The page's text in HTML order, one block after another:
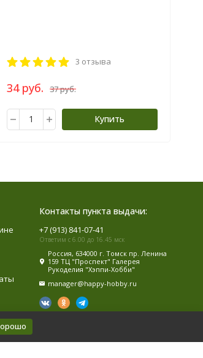
3 отзыва
34 руб. 37 руб.
Купить
Контакты пункта выдачи:
+7 (913) 841-07-41
Ответим с 6.00 до 16.45 мск
Россия, 634000 г. Томск пр. Ленина
159 ТЦ "Проспект" Галерея
Рукоделия "Хэппи-Хобби"
manager@happy-hobby.ru